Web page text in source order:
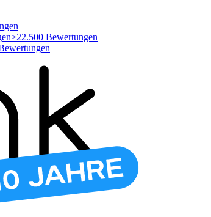
>22.500 Bewertungen